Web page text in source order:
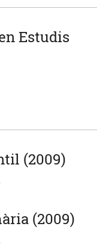
Estudis
(2009)
(2009)